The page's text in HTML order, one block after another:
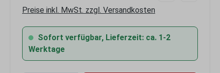
Preise inkl. MwSt. zzgl. Versandkosten
Sofort verfügbar, Lieferzeit: ca. 1-2
Werktage